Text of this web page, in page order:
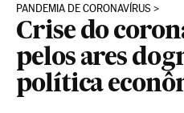
PANDEMIA DE CORONAVÍRUS
Crise do
pelos ares
política